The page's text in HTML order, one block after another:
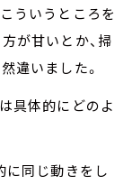
ういうところを
が甘いとか、掃
違いました。
具体的にどのよ
に同じ動きをし